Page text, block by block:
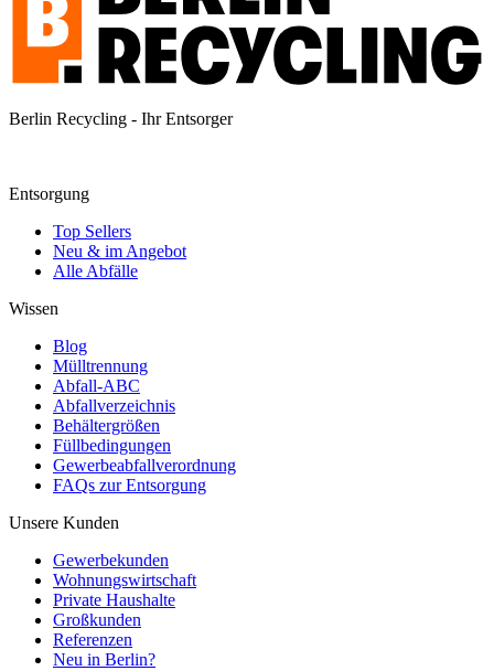
Berlin Recycling - Ihr Entsorger
Entsorgung
Top Sellers
Neu & im Angebot
Alle Abfälle
Wissen
Blog
Mülltrennung
Abfall-ABC
Abfallverzeichnis
Behältergrößen
Füllbedingungen
Gewerbeabfallverordnung
FAQs zur Entsorgung
Unsere Kunden
Gewerbekunden
Wohnungswirtschaft
Private Haushalte
Großkunden
Referenzen
Neu in Berlin?